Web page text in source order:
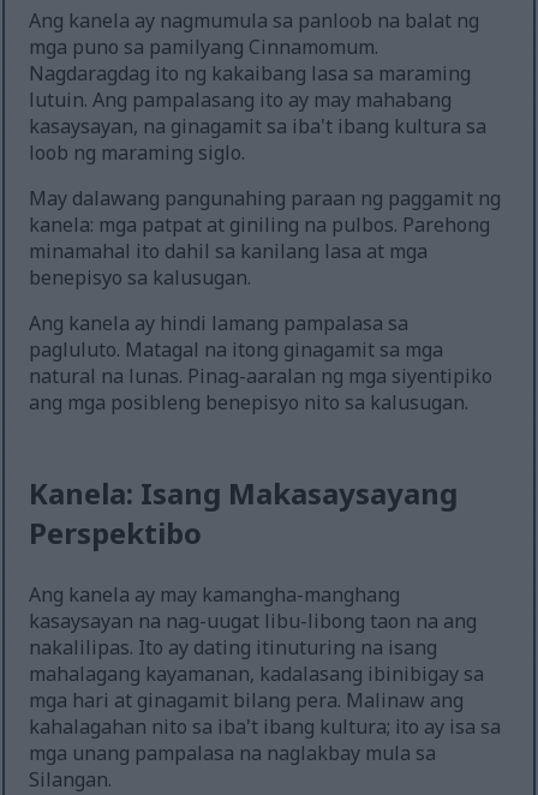
Ang kanela ay nagmumula sa panloob na balat ng
mga puno sa pamilyang Cinnamomum.
Nagdaragdag ito ng kakaibang lasa sa maraming
lutuin. Ang pampalasang ito ay may mahabang
kasaysayan, na ginagamit sa iba't ibang kultura sa
loob ng maraming siglo.
May dalawang pangunahing paraan ng paggamit ng
kanela: mga patpat at giniling na pulbos. Parehong
minamahal ito dahil sa kanilang lasa at mga
benepisyo sa kalusugan.
Ang kanela ay hindi lamang pampalasa sa
pagluluto. Matagal na itong ginagamit sa mga
natural na lunas. Pinag-aaralan ng mga siyentipiko
ang mga posibleng benepisyo nito sa kalusugan.
Kanela: Isang Makasaysayang
Perspektibo
Ang kanela ay may kamangha-manghang
kasaysayan na nag-uugat libu-libong taon na ang
nakalilipas. Ito ay dating itinuturing na isang
mahalagang kayamanan, kadalasang ibinibigay sa
mga hari at ginagamit bilang pera. Malinaw ang
kahalagahan nito sa iba't ibang kultura; ito ay isa sa
mga unang pampalasa na naglakbay mula sa
Silangan.